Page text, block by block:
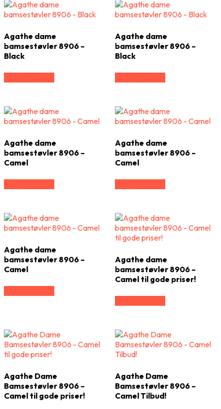
Agathe dame
bamsestøvler 8906 –
Black
Agathe dame
bamsestøvler 8906 –
Black
Agathe dame
bamsestøvler 8906 –
Camel
Agathe dame
bamsestøvler 8906 –
Camel
Agathe dame
bamsestøvler 8906 –
Camel
Agathe dame
bamsestøvler 8906 –
Camel til gode priser!
Agathe Dame
Bamsestøvler 8906 –
Camel til gode priser!
Agathe Dame
Bamsestøvler 8906 –
Camel Tilbud!